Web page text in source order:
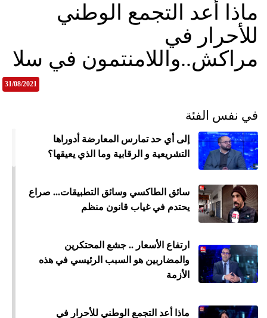
ماذا أعد التجمع الوطني
للأحرار في
مراكش..واللامنتمون في سلا
31/08/2021
في نفس الفئة
إلى أي حد تمارس المعارضة أدوراها
التشريعية و الرقابية وما الذي يعيقها؟
سائق الطاكسي وسائق التطبيقات... صراع
يحتدم في غياب قانون منظم
ارتفاع الأسعار .. جشع المحتكرين
والمضاربين هو السبب الرئيسي في هذه
الأزمة
ماذا أعد التجمع الوطني للأحرار في